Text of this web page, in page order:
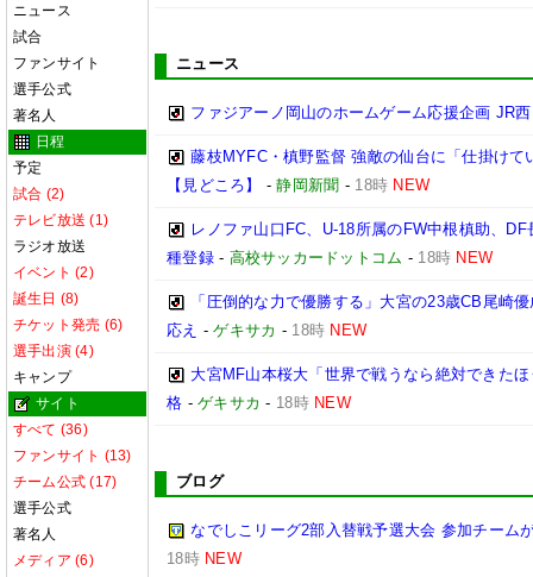
ニュース
試合
ファンサイト
選手公式
著名人
日程
予定
試合 (2)
テレビ放送 (1)
ラジオ放送
イベント (2)
誕生日 (8)
チケット発売 (6)
選手出演 (4)
キャンプ
サイト
すべて (36)
ファンサイト (13)
チーム公式 (17)
選手公式
著名人
メディア (6)
ニュース
ファジアーノ岡山のホームゲーム応援企画 JR
藤枝MYFC・槙野監督 強敵の仙台に「仕掛け
【見どころ】
-静岡新聞 - 18時 NEW
レノファ山口FC、U-18所属のFW中根槙助、
種登録- 高校サッカードットコム - 18時 NEW
「圧倒的な力で優勝する」大宮の23歳CB尾崎
応え -ゲキサカ - 18時 NEW
大宮MF山本桜大「世界で戦うなら絶対できた
格 -ゲキサカ - 18時 NEW
ブログ
なでしこリーグ2部入替戦予選大会 参加チーム
18時 NEW